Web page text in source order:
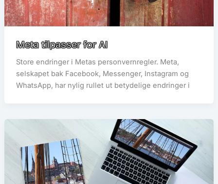
Meta tilpasser for AI
Store endringer i Metas personvernregler. Meta,
selskapet bak Facebook, Messenger, Instagram og
WhatsApp, har nylig rullet ut betydelige endringer i